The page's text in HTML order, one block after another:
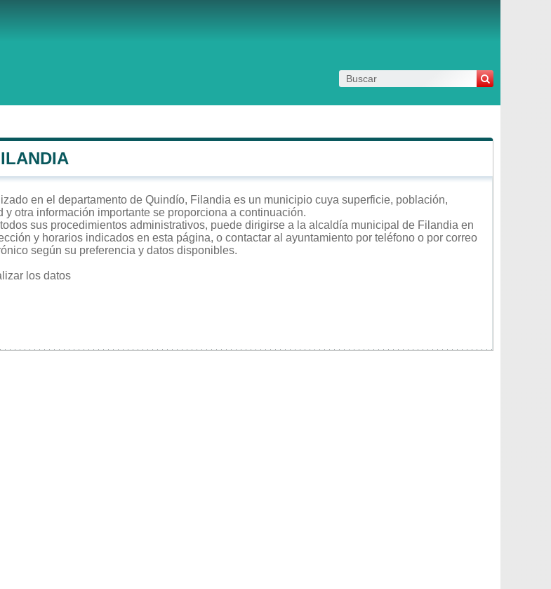
en el departamento de Quindío, Filandia es un municipio cuya superficie, población,
y otra información importante se proporciona a continuación.
sus procedimientos administrativos, puede dirigirse a la alcaldía municipal de Filandia en
y horarios indicados en esta página, o contactar al ayuntamiento por teléfono o por correo
según su preferencia y datos disponibles.
los datos